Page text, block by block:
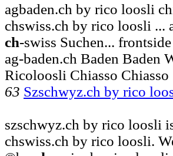
agbaden.ch by rico loosli
chswiss.ch by rico loosli ...
ch-swiss Suchen...
ag-baden.ch Baden Baden
Ricoloosli Chiasso Chiasso
63 Szschwyz.ch by rico
szschwyz.ch by rico loosli
chswiss.ch by rico loosli.